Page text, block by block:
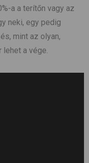
a a terítőn vagy az
neki, egy pedig
mint az olyan,
lehet a vége.